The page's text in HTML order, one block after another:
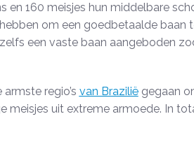
en 160 meisjes hun middelbare
om een goedbetaalde baan
een vaste baan aangeboden
regio’s van Braziliëgegaan
meisjes uit extreme armoede. In